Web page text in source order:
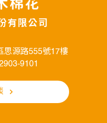
有限公司
思源路555號17樓
9101